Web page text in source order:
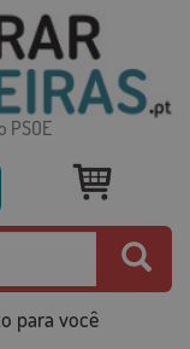
PSOE
para você